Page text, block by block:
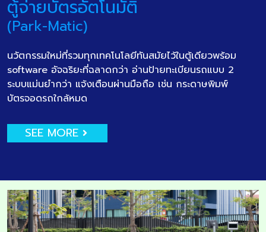
ตู้จ่ายบัตรอัตโนมัติ
(Park-Matic)
นวัตกรรมใหม่ที่รวมทุกเทคโนโลยีทันสมัยไว้ในตู้เดียวพร้อม
software อัจฉริยะที่ฉลาดกว่า อ่านป้ายทะเบียนรถแบบ 2
ระบบแม่นยำกว่า แจ้งเตือนผ่านมือถือ เช่น กระดาษพิมพ์
บัตรจอดรถใกล้หมด
SEE MORE